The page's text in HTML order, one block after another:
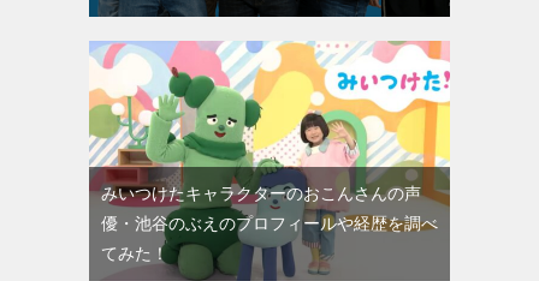
みいつけたキャラクターのおこんさんの声
優・池谷のぶえのプロフィールや経歴を調べ
てみた！